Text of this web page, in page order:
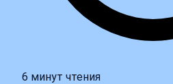
6 минут чтения